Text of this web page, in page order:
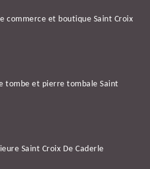
commerce et boutique Saint Croix
tombe et pierre tombale Saint
Saint Croix De Caderle